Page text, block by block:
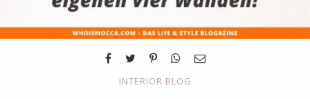
INTERIOR BLOG